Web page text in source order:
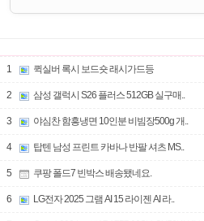
1 퀵실버 록시 보드숏 래시가드등
2 삼성 갤럭시 S26 플러스 512GB 실구매..
3 야심찬 함흥냉면 10인분 비빔장500g 개..
4 탑텐 남성 프린트 카바나 반팔 셔츠 MS..
5 쿠팡 폴드7 빈박스 배송됐네요.
6 LG전자 2025 그램 AI 15 라이젠 AI 라..